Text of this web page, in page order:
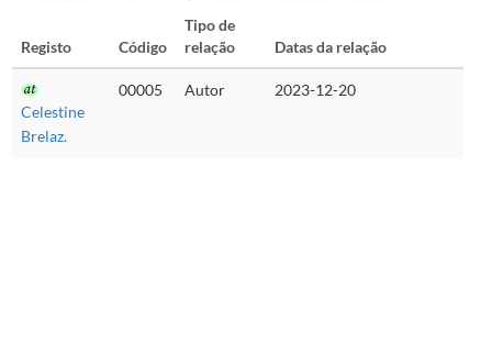
Registo Código
Tipo de
relação
Datas da relação
Celestine
Brelaz.
00005 Autor 2023-12-20